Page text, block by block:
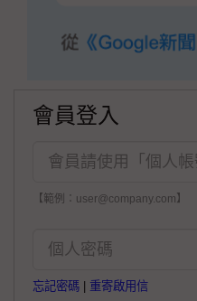
會員登入
【範例：user@company.com】
忘記密碼 重寄啟用信